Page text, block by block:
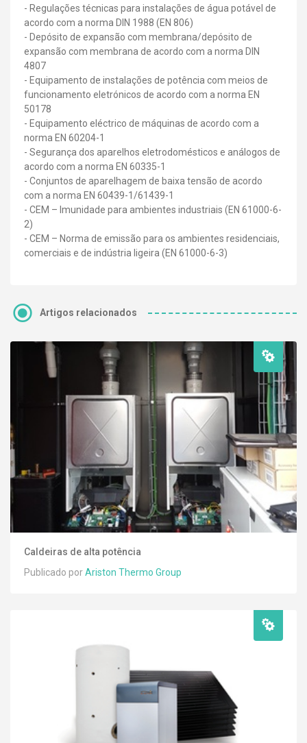
- Regulações técnicas para instalações de água potável de
acordo com a norma DIN 1988 (EN 806)
- Depósito de expansão com membrana/depósito de
expansão com membrana de acordo com a norma DIN
4807
- Equipamento de instalações de potência com meios de
funcionamento eletrónicos de acordo com a norma EN
50178
- Equipamento eléctrico de máquinas de acordo com a
norma EN 60204-1
- Segurança dos aparelhos eletrodomésticos e análogos de
acordo com a norma EN 60335-1
- Conjuntos de aparelhagem de baixa tensão de acordo
com a norma EN 60439-1/61439-1
- CEM – Imunidade para ambientes industriais (EN 61000-6-
2)
- CEM – Norma de emissão para os ambientes residenciais,
comerciais e de indústria ligeira (EN 61000-6-3)
Artigos relacionados
Caldeiras de alta potência
Publicado porAriston Thermo Group